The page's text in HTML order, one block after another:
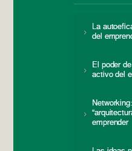
La
del
El poder
activo del
emprender